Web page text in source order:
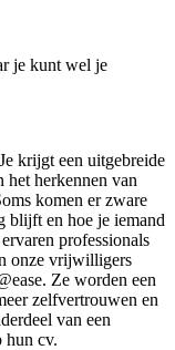
je kunt wel je
krijgt een uitgebreide
het herkennen van
komen er zware
blijft en hoe je iemand
professionals
onze vrijwilligers
Ze worden een
zelfvertrouwen en
van een
hun cv.